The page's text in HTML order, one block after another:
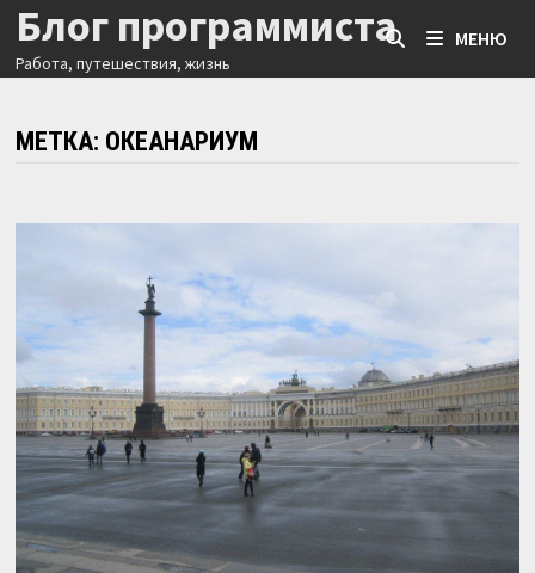
Перейти
содержимому
Блог программиста
Работа, путешествия, жизнь
МЕНЮ
МЕТКА: ОКЕАНАРИУМ